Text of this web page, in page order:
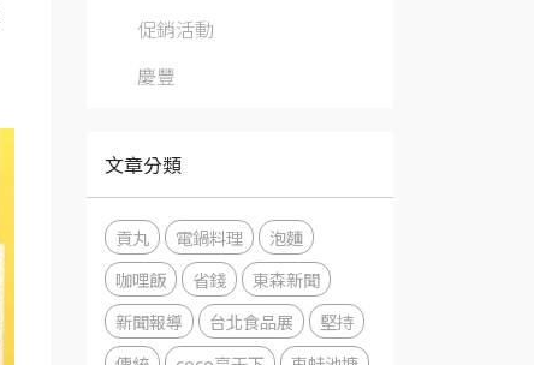
促銷活動
慶豐
文章分類
貢丸 電鍋料理
泡麵
咖哩飯
省錢
東森新聞
新聞報導
台北食品展
堅持